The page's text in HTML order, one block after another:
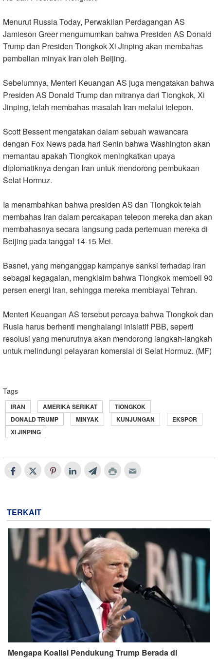
Menurut Russia Today, Perwakilan Perdagangan AS
Jamieson Greer mengumumkan bahwa Presiden AS Donald
Trump dan Presiden Tiongkok Xi Jinping akan membahas
pembelian minyak Iran oleh Beijing.
Sebelumnya, Menteri Keuangan AS juga mengatakan bahwa
Presiden AS Donald Trump dan mitranya dari Tiongkok, Xi
Jinping, telah membahas masalah Iran melalui telepon.
Scott Bessent mengatakan dalam sebuah wawancara
dengan Fox News pada hari Senin bahwa Washington akan
memantau apakah Tiongkok meningkatkan upaya
diplomatiknya dengan Iran untuk mendorong pembukaan
Selat Hormuz.
Ia menambahkan bahwa presiden AS dan Tiongkok telah
membahas Iran dalam percakapan telepon mereka dan akan
membahasnya secara langsung pada pertemuan mereka di
Beijing pada tanggal 14-15 Mei.
Basnet, yang menganggap kampanye sanksi terhadap Iran
sebagai kegagalan, mengklaim bahwa Tiongkok membeli 90
persen energi Iran, sehingga mereka membiayai Tehran.
Menteri Keuangan AS tersebut percaya bahwa Tiongkok dan
Rusia harus berhenti menghalangi inisiatif PBB, seperti
resolusi yang menurutnya akan mendorong langkah-langkah
untuk melindungi pelayaran komersial di Selat Hormuz. (MF)
Tags
IRAN AMERIKA SERIKAT
TIONGKOK
DONALD TRUMP
MINYAK KUNJUNGAN
EKSPOR
XI JINPING
TERKAIT
Mengapa Koalisi Pendukung Trump Berada di